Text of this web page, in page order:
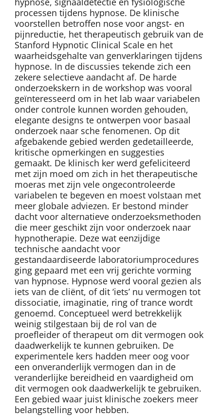
processen tijdens hypnose. De klinische
voorstellen betroffen nose voor angst- en
pijnreductie, het therapeutisch gebruik van de
Stanford Hypnotic Clinical Scale en het
waarheidsgehalte van genverklaringen tijdens
hypnose. In de discussies tekende zich een
zekere selectieve aandacht af. De harde
onderzoekskern in de workshop was vooral
geïnteresseerd om in het lab waar variabelen
onder controle kunnen worden gehouden,
elegante designs te ontwerpen voor basaal
onderzoek naar sche fenomenen. Op dit
afgebakende gebied werden gedetailleerde,
kritische opmerkingen en suggesties
gemaakt. De klinisch ker werd gefeliciteerd
met zijn moed om zich in het therapeutische
moeras met zijn vele ongecontroleerde
variabelen te begeven en moest volstaan met
meer globale adviezen. Er bestond minder
dacht voor alternatieve onderzoeksmethoden
die meer geschikt zijn voor onderzoek naar
hypnotherapie. Deze wat eenzijdige
technische aandacht voor
gestandaardiseerde laboratoriumprocedures
ging gepaard met een vrij gerichte vorming
van hypnose. Hypnose werd vooral gezien als
iets van de cliënt, of dit ‘iets’ nu vermogen tot
dissociatie, imaginatie, ring of trance wordt
genoemd. Conceptueel werd betrekkelijk
weinig stilgestaan bij de rol van de
proefleider of therapeut om dit vermogen ook
daadwerkelijk te kunnen gebruiken. De
experimentele kers hadden meer oog voor
een onveranderlijk vermogen dan in de
veranderlijke bereidheid en vaardigheid om
dit vermogen ook daadwerkelijk te gebruiken.
Een gebied waar juist klinische zoekers meer
belangstelling voor hebben.